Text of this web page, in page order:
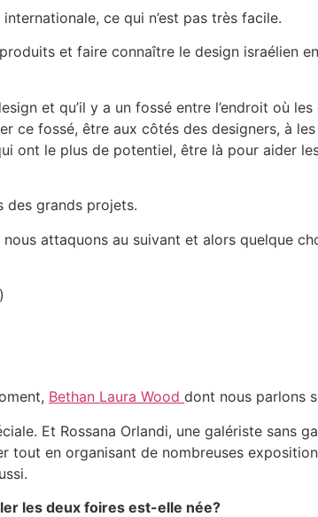
ce qui n’est pas très facile.
et faire connaître le design israélien
et qu’il y a un fossé entre l’endroit où
fossé, être aux côtés des designers, à les
ont le plus de potentiel, être là pour aider
des grands projets.
attaquons au suivant et alors quelque
Bethan Laura Wood dont nous parlons
Et Rossana Orlandi, une galériste sans
en organisant de nombreuses
les deux foires est-elle née?